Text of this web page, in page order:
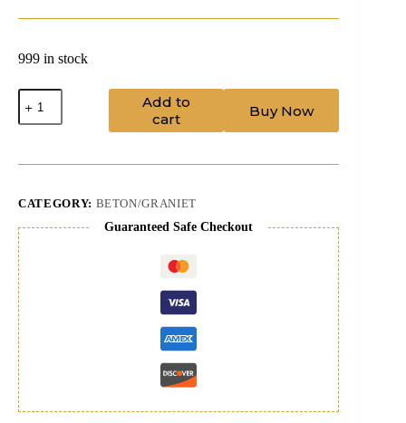
999 in stock
B.CED
350/25.4
quantity
Add to
cart
Buy Now
CATEGORY: BETON/GRANIET
Guaranteed Safe Checkout